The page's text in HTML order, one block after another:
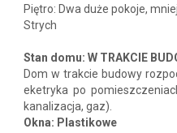
Piętro: Dwa duże pokoje,
Strych
Stan domu: W TRAKCIE
Dom w trakcie budowy
eketryka po
kanalizacja, gaz).
Okna: Plastikowe